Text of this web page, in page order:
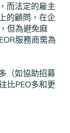
而法定的雇主
的顧問，在企
但為避免麻
服務商需為
（如協助招募
比PEO多和更